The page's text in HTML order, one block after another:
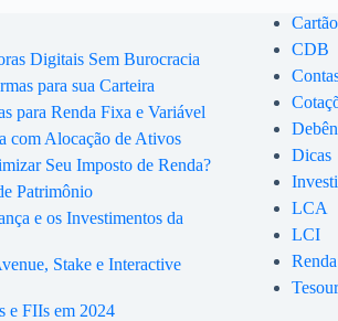
Digitais Sem Burocracia
para sua Carteira
para Renda Fixa e Variável
com Alocação de Ativos
Seu Imposto de Renda?
Patrimônio
e os Investimentos da
Stake e Interactive
e FIIs em 2024
CDB
Dicas
LCA
LCI